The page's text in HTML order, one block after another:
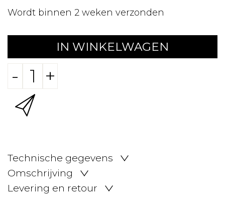
Wordt binnen 2 weken verzonden
IN WINKELWAGEN
- +
Technische gegevens
Omschrijving
Levering en retour